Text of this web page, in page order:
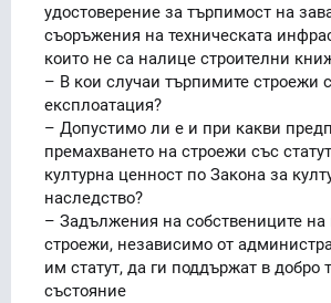
удостоверение за търпимост на
съоръжения на техническата
които не са налице строителни
– В кои случаи търпимите строежи
експлоатация?
– Допустимо ли е и при какви
премахването на строежи със
културна ценност по Закона за
наследство?
– Задължения на собствениците на
строежи, независимо от
им статут, да ги поддържат в добро
състояние